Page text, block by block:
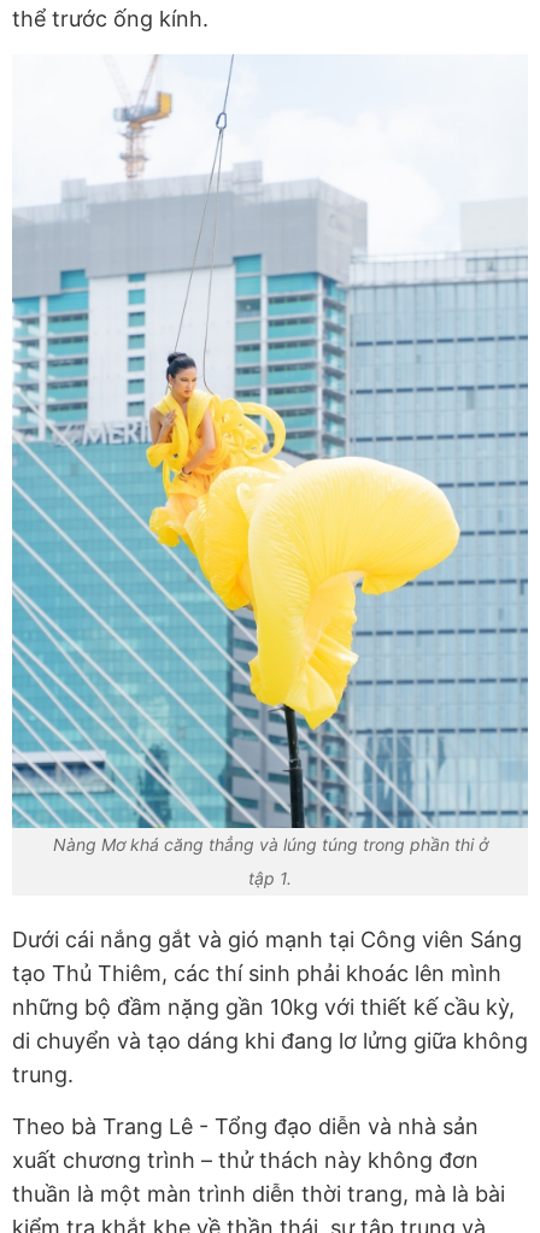
thể trước ống kính.
Nàng Mơ khá căng thẳng và lúng túng trong phần thi ở
tập 1.
Dưới cái nắng gắt và gió mạnh tại Công viên Sáng
tạo Thủ Thiêm, các thí sinh phải khoác lên mình
những bộ đầm nặng gần 10kg với thiết kế cầu kỳ,
di chuyển và tạo dáng khi đang lơ lửng giữa không
trung.
Theo bà Trang Lê - Tổng đạo diễn và nhà sản
xuất chương trình – thử thách này không đơn
thuần là một màn trình diễn thời trang, mà là bài
kiểm tra khắt khe về thần thái, sự tập trung và